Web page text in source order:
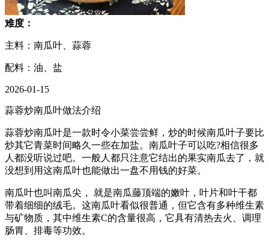
难度：
主料：南瓜叶、蒜蓉
配料：油、盐
2026-01-15
蒜蓉炒南瓜叶做法介绍
蒜蓉炒南瓜叶是一款时令小菜尝尝鲜，炒的时候南瓜叶子要比
炒其它青菜时间略久一些在加盐。南瓜叶子可以吃?相信很多
人都没听说过吧。一般人都只注意它结出的果实南瓜去了，就
没想到用这南瓜叶也能做出一盘不用钱的好菜。
南瓜叶也叫南瓜尖， 就是南瓜藤顶端的嫩叶，叶片和叶干都
带着细细的绒毛。这南瓜叶看似很普通，但它含有多种维生素
与矿物质，其中维生素C的含量很高，它具有清热去火、调理
肠胃、排毒等功效。